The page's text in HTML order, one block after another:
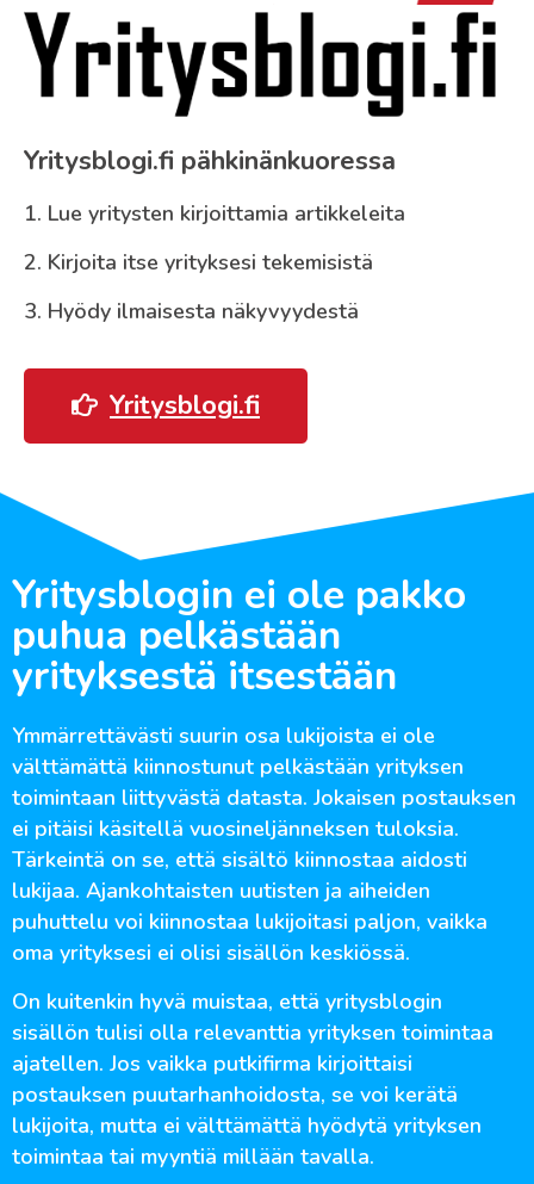
Yritysblogi.fi pähkinänkuoressa
1. Lue yritysten kirjoittamia artikkeleita
2. Kirjoita itse yrityksesi tekemisistä
3. Hyödy ilmaisesta näkyvyydestä
Yritysblogi.fi
Yritysblogin ei ole pakko
puhua pelkästään
yrityksestä itsestään
Ymmärrettävästi suurin osa lukijoista ei ole
välttämättä kiinnostunut pelkästään yrityksen
toimintaan liittyvästä datasta. Jokaisen postauksen
ei pitäisi käsitellä vuosineljänneksen tuloksia.
Tärkeintä on se, että sisältö kiinnostaa aidosti
lukijaa. Ajankohtaisten uutisten ja aiheiden
puhuttelu voi kiinnostaa lukijoitasi paljon, vaikka
oma yrityksesi ei olisi sisällön keskiössä.
On kuitenkin hyvä muistaa, että yritysblogin
sisällön tulisi olla relevanttia yrityksen toimintaa
ajatellen. Jos vaikka putkifirma kirjoittaisi
postauksen puutarhanhoidosta, se voi kerätä
lukijoita, mutta ei välttämättä hyödytä yrityksen
toimintaa tai myyntiä millään tavalla.